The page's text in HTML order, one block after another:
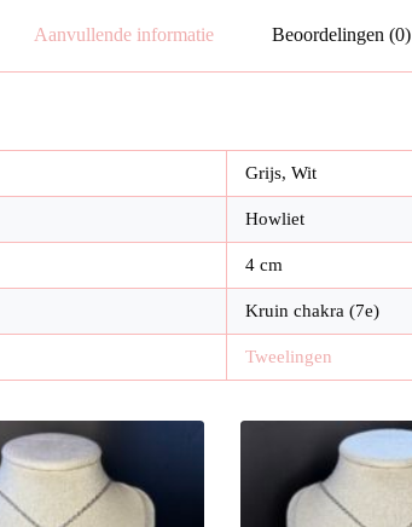
Aanvullende informatie Beoordelingen (0)
Grijs, Wit
Howliet
4 cm
Kruin chakra (7e)
Tweelingen